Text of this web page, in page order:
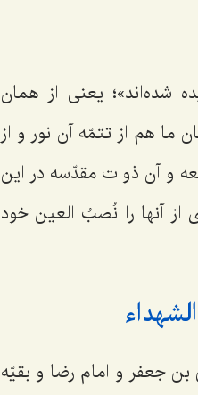
شده‌اند»؛ یعنی از همان
ما هم از تتمّه آن نور و از
و آن ذوات مقدّسه در این
آنها را نُصبُ العین خود
جعفر و امام رضا و بقیّه